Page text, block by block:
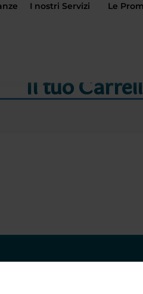
I nostri Servizi Le
Il tuo